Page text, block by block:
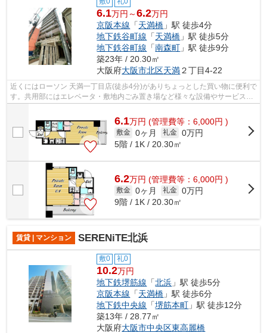
6.1万円～6.2万円
京阪本線 「天満橋 」駅 徒歩4分
地下鉄谷町線 「天満橋 」駅 徒歩5分
地下鉄谷町線 「南森町 」駅 徒歩9分
築23年 / 20.30㎡
大阪府大阪市北区天満２丁目4-22
近くにはローソン 天満一丁目店(徒歩4分)がありちょっとした買い物に便利で
す。共用部にはエレベータ・敷地内ごみ置き場など様々な設備やサービスが
6.1万円 (管理費等：6,000円 )
敷金 0ヶ月 礼金 0万円
5階 / 1K / 20.30㎡
6.2万円 (管理費等：6,000円 )
敷金 0ヶ月 礼金 0万円
9階 / 1K / 20.30㎡
賃貸 | マンション SERENiTE北浜
敷0 礼0
10.2万円
地下鉄堺筋線 「北浜 」駅 徒歩5分
京阪本線 「天満橋 」駅 徒歩6分
地下鉄中央線 「堺筋本町 」駅 徒歩12分
築13年 / 28.77㎡
大阪府大阪市中央区東高麗橋